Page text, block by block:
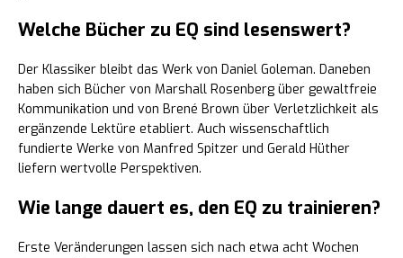
Welche Bücher zu EQ sind lesenswert?
Der Klassiker bleibt das Werk von Daniel Goleman. Daneben
haben sich Bücher von Marshall Rosenberg über gewaltfreie
Kommunikation und von Brené Brown über Verletzlichkeit als
ergänzende Lektüre etabliert. Auch wissenschaftlich
fundierte Werke von Manfred Spitzer und Gerald Hüther
liefern wertvolle Perspektiven.
Wie lange dauert es, den EQ zu trainieren?
Erste Veränderungen lassen sich nach etwa acht Wochen